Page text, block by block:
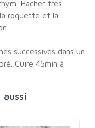
Hacher très
roquette et la
successives dans un
Cuire 45min à
aussi